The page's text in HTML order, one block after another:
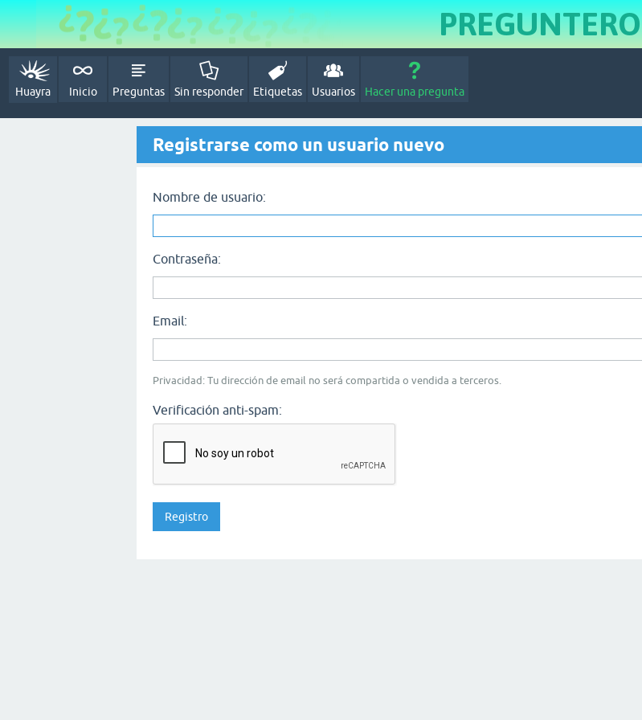
PREGUNTERO
Huayra Inicio Preguntas Sin responder Etiquetas Usuarios Hacer una pregunta
Registrarse como un usuario nuevo
Nombre de usuario:
Contraseña:
Email:
Privacidad: Tu dirección de email no será compartida o vendida a terceros.
Verificación anti-spam: